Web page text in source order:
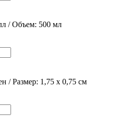
/ Объем: 500 мл
/ Размер: 1,75 х 0,75 см